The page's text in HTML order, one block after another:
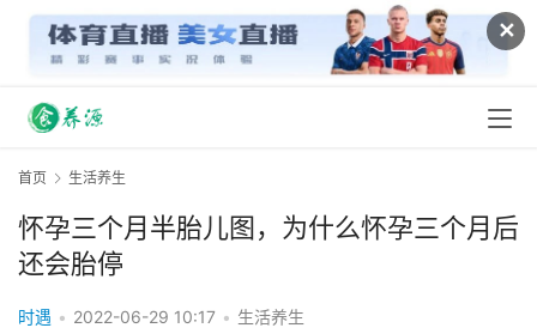
✕
首页 生活养生
怀孕三个月半胎儿图，为什么怀孕三个月后
还会胎停
时遇 • 2022-06-29 10:17 • 生活养生